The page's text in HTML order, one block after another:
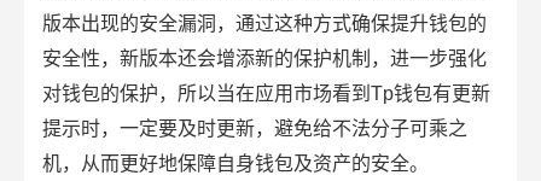
版本出现的安全漏洞，通过这种方式确保提升钱包的
安全性，新版本还会增添新的保护机制，进一步强化
对钱包的保护，所以当在应用市场看到Tp钱包有更新
提示时，一定要及时更新，避免给不法分子可乘之
机，从而更好地保障自身钱包及资产的安全。